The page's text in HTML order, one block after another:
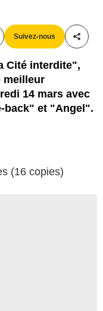
Suivez-nous
Cité interdite",
meilleur
14 mars avec
back" et "Angel".
(16 copies)